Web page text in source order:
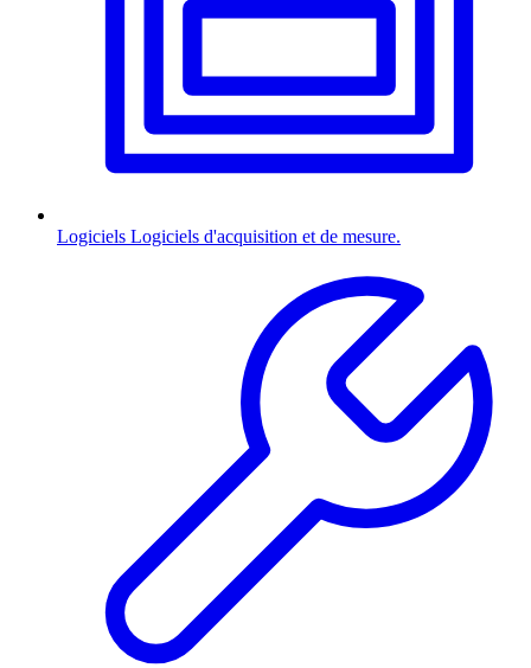
Logiciels Logiciels d'acquisition et de mesure.